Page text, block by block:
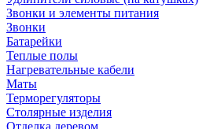
Звонки и элементы питания
Звонки
Батарейки
Теплые полы
Нагревательные кабели
Маты
Терморегуляторы
Столярные изделия
Отделка деревом